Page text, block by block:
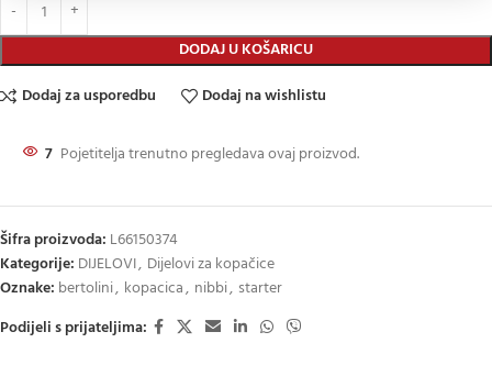
DODAJ U KOŠARICU
Dodaj za usporedbu Dodaj na wishlistu
7 Pojetitelja trenutno pregledava ovaj proizvod.
Šifra proizvoda: L66150374
Kategorije: DIJELOVI, Dijelovi za kopačice
Oznake: bertolini, kopacica, nibbi, starter
Podijeli s prijateljima: